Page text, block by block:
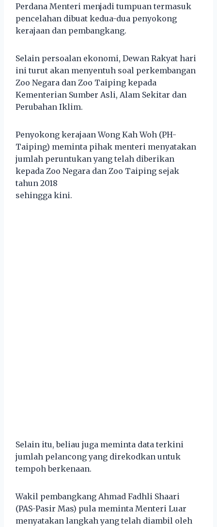
Perdana Menteri menjadi tumpuan termasuk
pencelahan dibuat kedua-dua penyokong
kerajaan dan pembangkang.
Selain persoalan ekonomi, Dewan Rakyat hari
ini turut akan menyentuh soal perkembangan
Zoo Negara dan Zoo Taiping kepada
Kementerian Sumber Asli, Alam Sekitar dan
Perubahan Iklim.
Penyokong kerajaan Wong Kah Woh (PH-
Taiping) meminta pihak menteri menyatakan
jumlah peruntukan yang telah diberikan
kepada Zoo Negara dan Zoo Taiping sejak
tahun 2018
sehingga kini.
Selain itu, beliau juga meminta data terkini
jumlah pelancong yang direkodkan untuk
tempoh berkenaan.
Wakil pembangkang Ahmad Fadhli Shaari
(PAS-Pasir Mas) pula meminta Menteri Luar
menyatakan langkah yang telah diambil oleh